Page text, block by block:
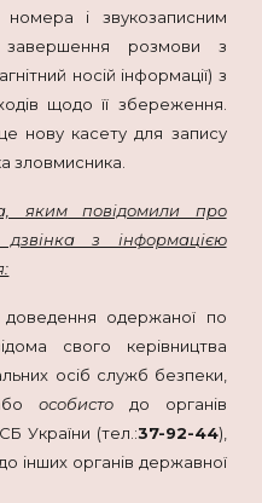
і звукозаписним
завершення розмови з
носій інформації) з
щодо її збереження.
нову касету для запису
зловмисника.
яким повідомили про
з інформацією
одержаної по
свого керівництва
осіб служб безпеки,
особисто до органів
України (тел.:37-92-44),
інших органів державної